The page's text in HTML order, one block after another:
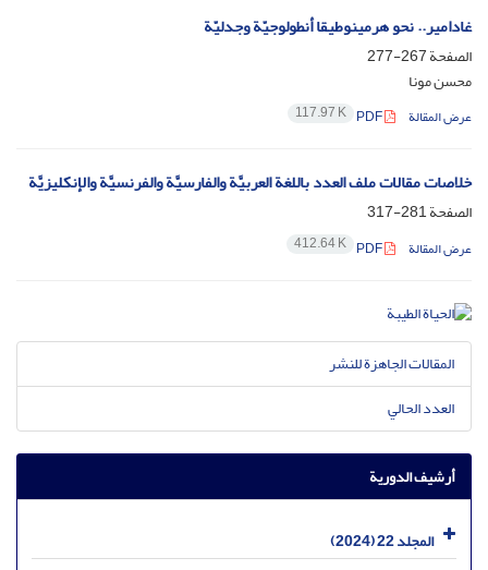
غادامیر.. نحو هرمینوطیقا أنطولوجیّة وجدلیّة
الصفحة267-277
محسن مونا
عرض المقالة 117.97 K
خلاصات مقالات ملف العدد باللغة العربیَّة والفارسیَّة والفرنسیَّة والإنکلیزیَّة
الصفحة281-317
عرض المقالة 412.64 K
المقالات الجاهزة للنشر
العدد الحالي
أرشيف الدورية
المجلد 22 (2024)